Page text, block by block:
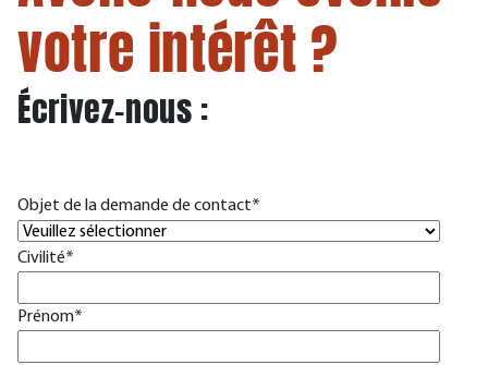
votre intérêt ?
Écrivez-nous :
Objet de la demande de contact*
Civilité*
Prénom*